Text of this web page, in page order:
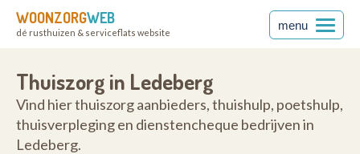
WOONZORGWEB
dé rusthuizen & serviceflats website
menu
Thuiszorg in Ledeberg
Vind hier thuiszorg aanbieders, thuishulp, poetshulp,
thuisverpleging en dienstencheque bedrijven in
Ledeberg.